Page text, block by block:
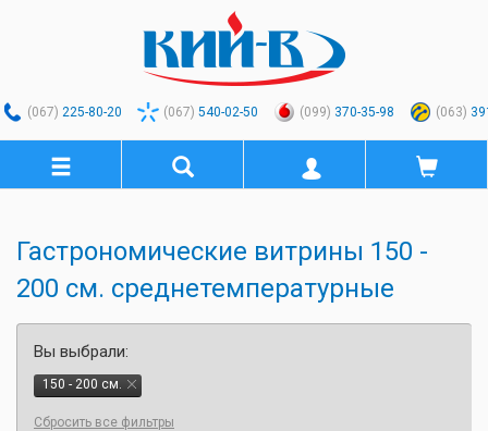
(067) 225-80-20 (067) 540-02-50 (099) 370-35-98 (063)
Гастрономические витрины 150 -
200 см. среднетемпературные
Вы выбрали:
150 - 200 см.
Сбросить все фильтры